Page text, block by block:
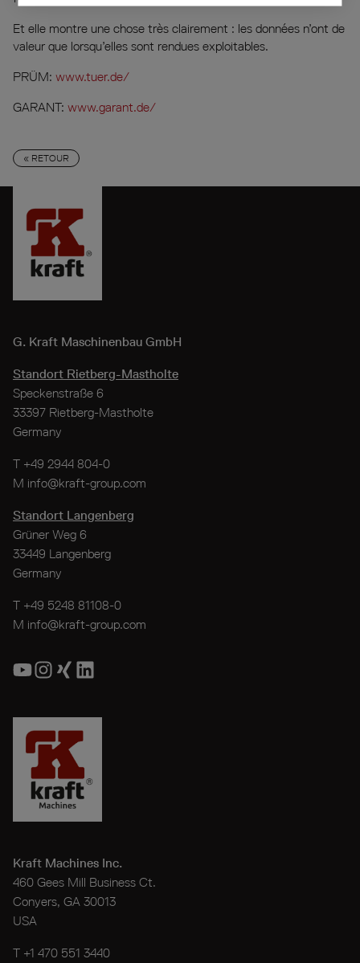
Et elle montre une chose très clairement : les données n’ont de
valeur que lorsqu’elles sont rendues exploitables.
PRÜM: www.tuer.de/
GARANT: www.garant.de/
« RETOUR
G. Kraft Maschinenbau GmbH
Standort Rietberg-Mastholte
Speckenstraße 6
33397 Rietberg-Mastholte
Germany
T +49 2944 804-0
M info@kraft-group.com
Standort Langenberg
Grüner Weg 6
33449 Langenberg
Germany
T +49 5248 81108-0
M info@kraft-group.com
Kraft Machines Inc.
460 Gees Mill Business Ct.
Conyers, GA 30013
USA
T +1 470 551 3440